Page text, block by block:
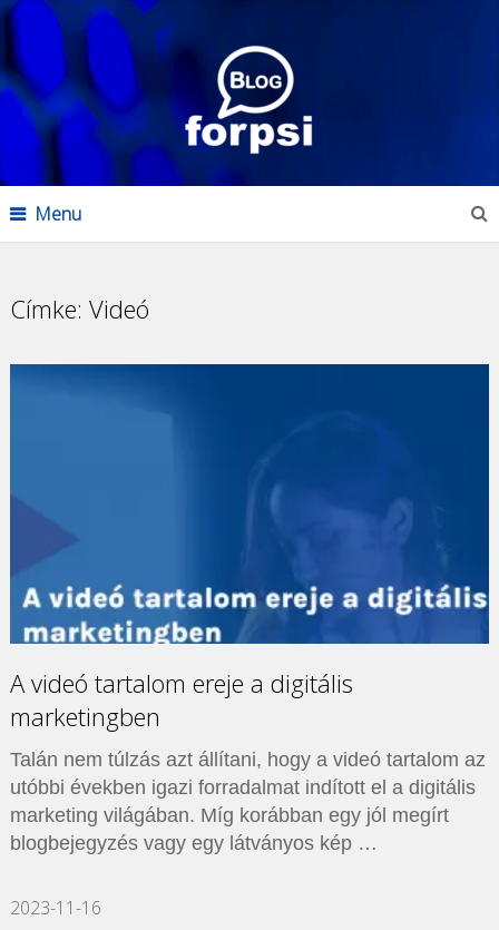
Menu
Címke: Videó
A videó tartalom ereje a digitális
marketingben
Talán nem túlzás azt állítani, hogy a videó tartalom az
utóbbi években igazi forradalmat indított el a digitális
marketing világában. Míg korábban egy jól megírt
blogbejegyzés vagy egy látványos kép …
2023-11-16